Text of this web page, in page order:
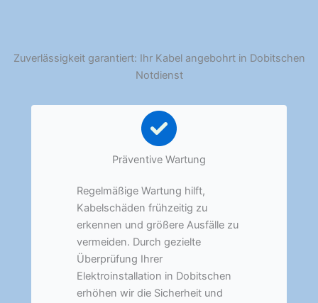
Zuverlässigkeit garantiert: Ihr Kabel angebohrt in Dobitschen
Notdienst
Präventive Wartung
Regelmäßige Wartung hilft,
Kabelschäden frühzeitig zu
erkennen und größere Ausfälle zu
vermeiden. Durch gezielte
Überprüfung Ihrer
Elektroinstallation in Dobitschen
erhöhen wir die Sicherheit und